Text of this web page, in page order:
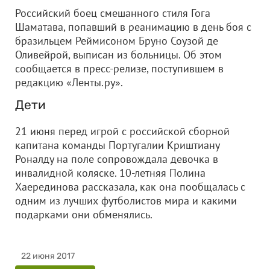
Российский боец смешанного стиля Гога
Шаматава, попавший в реанимацию в день боя с
бразильцем Реймисоном Бруно Соузой де
Оливейрой, выписан из больницы. Об этом
сообщается в пресс-релизе, поступившем в
редакцию «Ленты.ру».
Дети
21 июня перед игрой с российской сборной
капитана команды Португалии Криштиану
Роналду на поле сопровождала девочка в
инвалидной коляске. 10-летняя Полина
Хаерединова рассказала, как она пообщалась с
одним из лучших футболистов мира и какими
подарками они обменялись.
22 июня 2017